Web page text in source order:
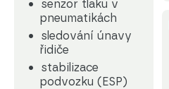
senzor tlaku v
pneumatikách
sledování únavy
řidiče
stabilizace
podvozku (ESP)